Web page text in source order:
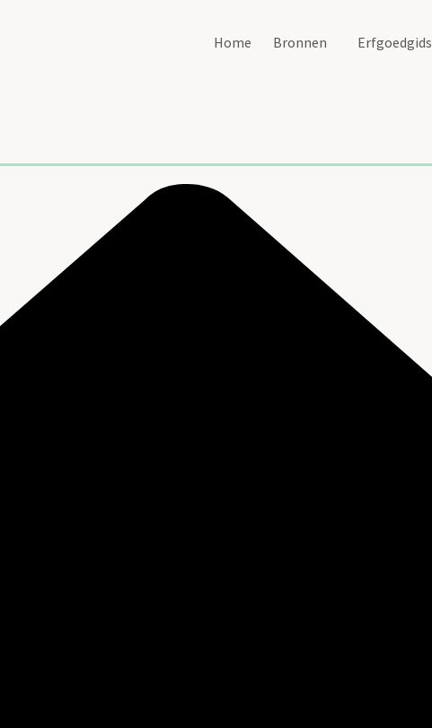
Home Bronnen Erfgoedgids